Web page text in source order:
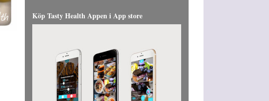
Köp Tasty Health Appen i App store